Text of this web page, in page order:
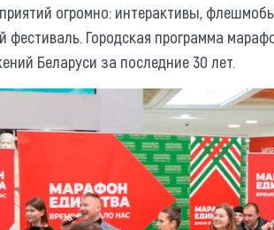
огромно: интерактивы,
фестиваль. Городская программа
Беларуси за последние 30 лет.